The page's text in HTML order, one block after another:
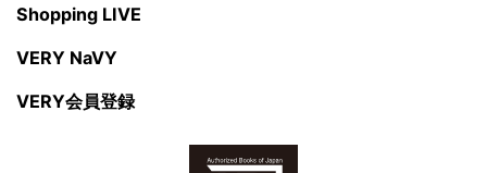
Shopping LIVE
VERY NaVY
VERY会員登録